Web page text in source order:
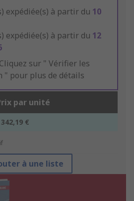
expédiée(s) à partir du 10
expédiée(s) à partir du 12
Cliquez sur " Vérifier les
" pour plus de détails
par unité
342,19 €
à une liste